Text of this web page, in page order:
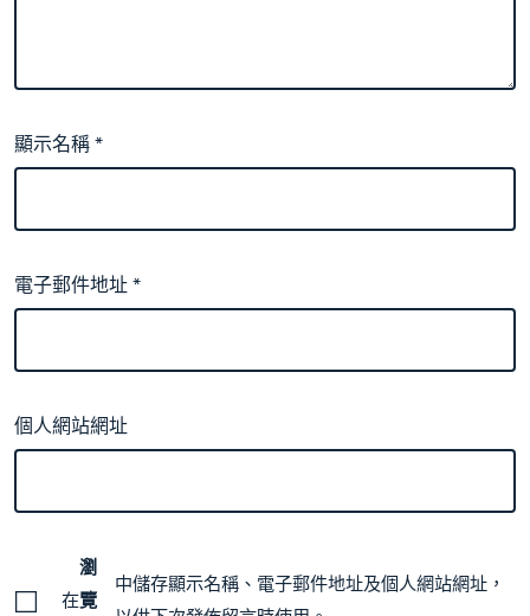
顯示名稱*
電子郵件地址*
個人網站網址
在
瀏
覽
中儲存顯示名稱、電子郵件地址及個人網站網址，